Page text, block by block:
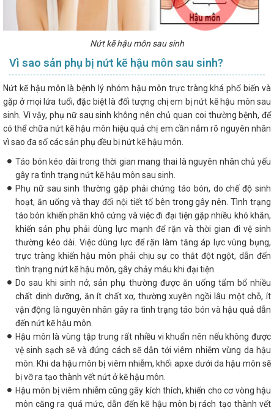
Nứt kẽ hậu môn sau sinh
Vì sao sản phụ bị nứt kẽ hậu môn sau sinh?
Nứt kẽ hậu môn là bệnh lý nhóm hậu môn trực tràng khá phổ biến và
gặp ở mọi lứa tuổi, đặc biệt là đối tượng chị em bị nứt kẽ hậu môn sau
sinh. Vì vậy, phụ nữ sau sinh không nên chủ quan coi thường bệnh, để
có thể chữa nứt kẽ hậu môn hiệu quả chị em cần nắm rõ nguyên nhân
vì sao đa số các sản phụ đều bị nứt kẽ hậu môn.
Táo bón kéo dài trong thời gian mang thai là nguyên nhân chủ yếu
gây ra tình trạng nứt kẽ hậu môn sau sinh.
Phụ nữ sau sinh thường gặp phải chứng táo bón, do chế độ sinh
hoạt, ăn uống và thay đổi nội tiết tố bên trong gây nên. Tình trạng
táo bón khiến phân khô cứng và việc đi đại tiện gặp nhiều khó khăn,
khiến sản phụ phải dùng lực mạnh để rặn và thời gian đi vệ sinh
thường kéo dài. Việc dùng lực để rặn làm tăng áp lực vùng bụng,
trực tràng khiến hậu môn phải chịu sự co thắt đột ngột, dẫn đến
tình trạng nứt kẽ hậu môn, gây chảy máu khi đại tiện.
Do sau khi sinh nở, sản phụ thường được ăn uống tẩm bổ nhiều
chất dinh dưỡng, ăn ít chất xơ, thường xuyên ngồi lâu một chỗ, ít
vận động là nguyên nhân gây ra tình trạng táo bón và hậu quả dẫn
đến nứt kẽ hậu môn.
Hậu môn là vùng tập trung rất nhiều vi khuẩn nên nếu không được
vệ sinh sạch sẽ và đúng cách sẽ dẫn tới viêm nhiễm vùng da hậu
môn. Khi da hậu môn bị viêm nhiễm, khối apxe dưới da hậu môn sẽ
bị vỡ ra tạo thành vết nứt ở kẽ hậu môn.
Hậu môn bị viêm nhiễm cũng gây kích thích, khiến cho cơ vòng hậu
môn căng ra quá mức, dẫn đến kẽ hậu môn bị rách tạo thành vết